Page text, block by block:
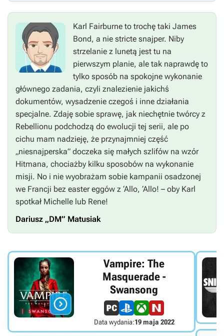
Karl Fairburne to trochę taki James
Bond, a nie stricte snajper. Niby
strzelanie z lunetą jest tu na
pierwszym planie, ale tak naprawdę to
tylko sposób na spokojne wykonanie
głównego zadania, czyli znalezienie jakichś
dokumentów, wysadzenie czegoś i inne działania
specjalne. Zdaję sobie sprawę, jak niechętnie twórcy z
Rebellionu podchodzą do ewolucji tej serii, ale po
cichu mam nadzieję, że przynajmniej część
„niesnajperska” doczeka się małych szlifów na wzór
Hitmana, chociażby kilku sposobów na wykonanie
misji. No i nie wyobrażam sobie kampanii osadzonej
we Francji bez easter eggów z ‘Allo, ‘Allo! – oby Karl
spotkał Michelle lub Rene!
Dariusz „DM” Matusiak

Vampire: The
Masquerade -
Swansong
Data wydania:19 maja 2022